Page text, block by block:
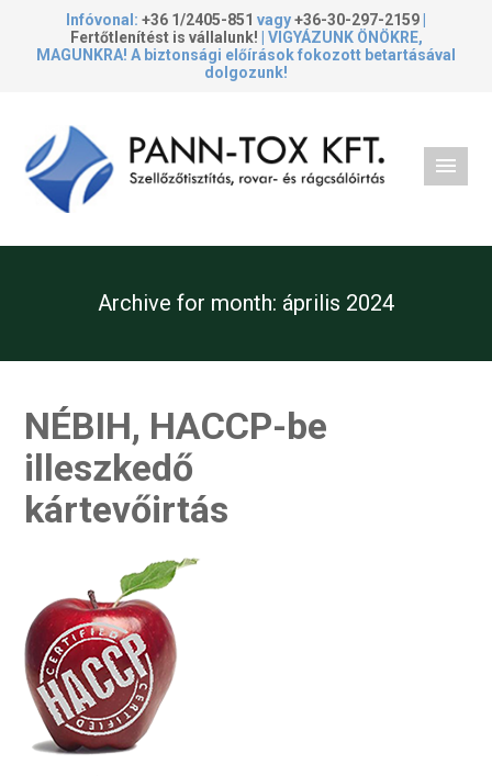
Infóvonal: +36 1/2405-851 vagy+36-30-297-2159
Fertőtlenítést is vállalunk! | VIGYÁZUNK ÖNÖKRE,
MAGUNKRA! A biztonsági előírások fokozott betartásával
dolgozunk!
Archive for month: április 2024
NÉBIH, HACCP-be
illeszkedő
kártevőirtás